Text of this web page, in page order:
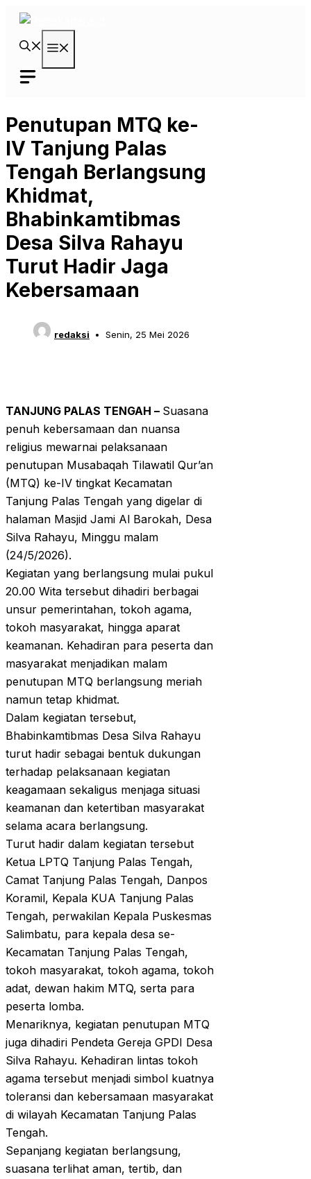
Langsung
Penutupan MTQ ke-
IV Tanjung Palas
Tengah Berlangsung
Khidmat,
Bhabinkamtibmas
Desa Silva Rahayu
Turut Hadir Jaga
Kebersamaan
redaksi Senin, 25 Mei 2026
TANJUNG PALAS TENGAH – Suasana
penuh kebersamaan dan nuansa
religius mewarnai pelaksanaan
penutupan Musabaqah Tilawatil Qur’an
(MTQ) ke-IV tingkat Kecamatan
Tanjung Palas Tengah yang digelar di
halaman Masjid Jami Al Barokah, Desa
Silva Rahayu, Minggu malam
(24/5/2026).
Kegiatan yang berlangsung mulai pukul
20.00 Wita tersebut dihadiri berbagai
unsur pemerintahan, tokoh agama,
tokoh masyarakat, hingga aparat
keamanan. Kehadiran para peserta dan
masyarakat menjadikan malam
penutupan MTQ berlangsung meriah
namun tetap khidmat.
Dalam kegiatan tersebut,
Bhabinkamtibmas Desa Silva Rahayu
turut hadir sebagai bentuk dukungan
terhadap pelaksanaan kegiatan
keagamaan sekaligus menjaga situasi
keamanan dan ketertiban masyarakat
selama acara berlangsung.
Turut hadir dalam kegiatan tersebut
Ketua LPTQ Tanjung Palas Tengah,
Camat Tanjung Palas Tengah, Danpos
Koramil, Kepala KUA Tanjung Palas
Tengah, perwakilan Kepala Puskesmas
Salimbatu, para kepala desa se-
Kecamatan Tanjung Palas Tengah,
tokoh masyarakat, tokoh agama, tokoh
adat, dewan hakim MTQ, serta para
peserta lomba.
Menariknya, kegiatan penutupan MTQ
juga dihadiri Pendeta Gereja GPDI Desa
Silva Rahayu. Kehadiran lintas tokoh
agama tersebut menjadi simbol kuatnya
toleransi dan kebersamaan masyarakat
di wilayah Kecamatan Tanjung Palas
Tengah.
Sepanjang kegiatan berlangsung,
suasana terlihat aman, tertib, dan